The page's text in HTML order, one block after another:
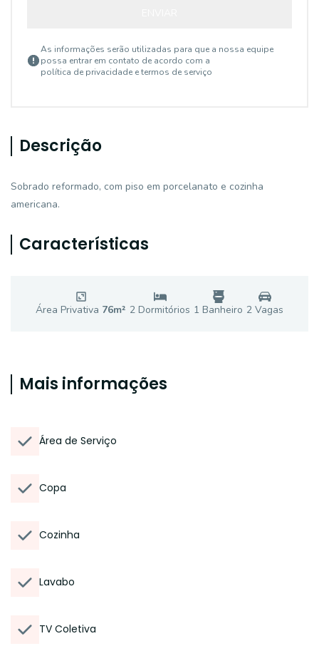
As informações serão utilizadas para que a nossa equipe
possa entrar em contato de acordo com a
política de privacidade e termos de serviço
Descrição
Sobrado reformado, com piso em porcelanato e cozinha
americana.
Características
Área Privativa 76m² 2 Dormitórios 1 Banheiro 2 Vagas
Mais informações
Área de Serviço
Copa
Cozinha
Lavabo
TV Coletiva